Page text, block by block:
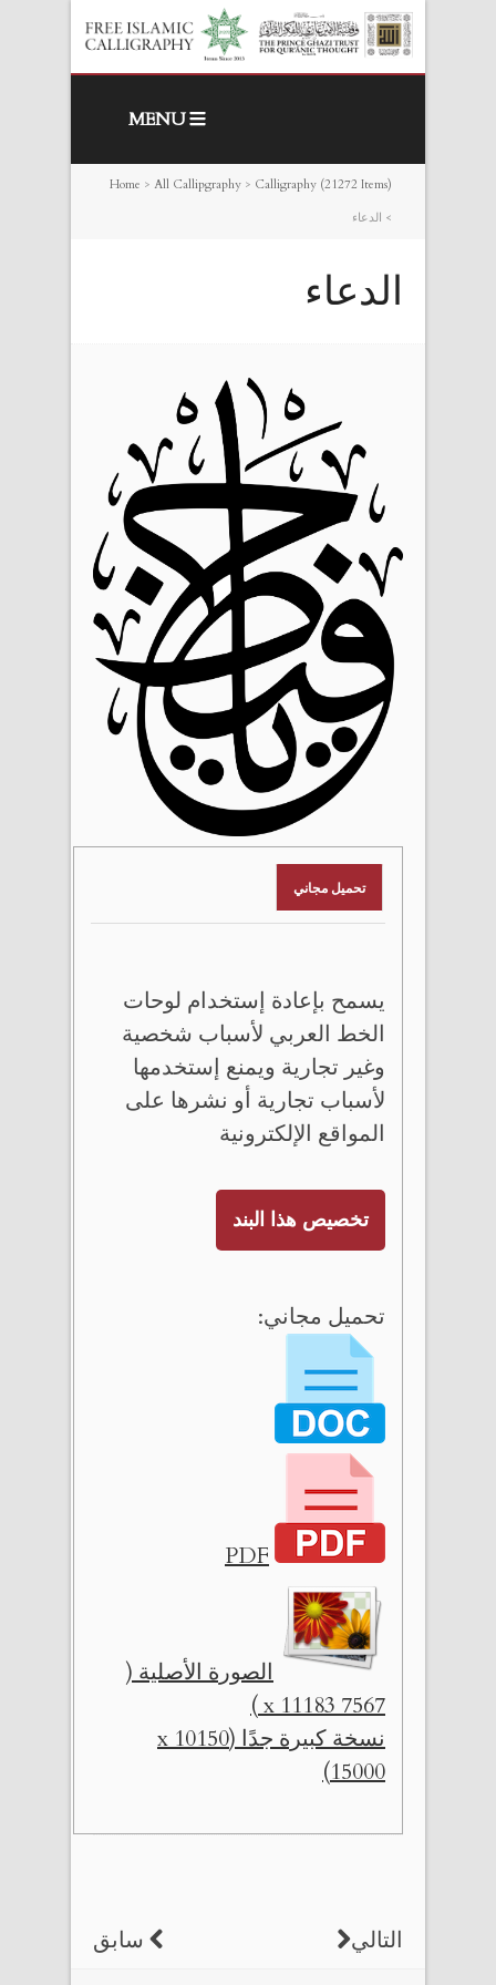
MENU
Home > All Callipgraphy > Calligraphy (21272 Items)
> الدعاء
الدعاء
تحميل مجاني
يسمح بإعادة إستخدام لوحات
الخط العربي لأسباب شخصية
وغير تجارية ويمنع إستخدمها
لأسباب تجارية أو نشرها على
المواقع الإلكترونية
تخصيص هذا البند
تحميل مجاني:
PDF
الصورة الأصلية (
7567 x 11183 )
نسخة كبيرة جدًا (10150 x
15000)
سابق التالي